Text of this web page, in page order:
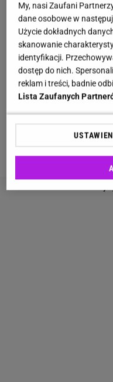
luźne kucyki i
profesjonalne
składników,
zabiegi
Jakie fryzury
mają półdługie
kilka propozycji:
My, nasi Zaufani
dane osobowe w
Użycie dokładnych
skanowanie
identyfikacji.
dostęp do nich.
reklam i treści, badnie
Lista Zaufanych